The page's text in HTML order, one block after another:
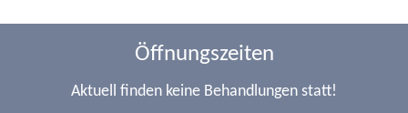
Öffnungszeiten
Aktuell finden keine Behandlungen statt!